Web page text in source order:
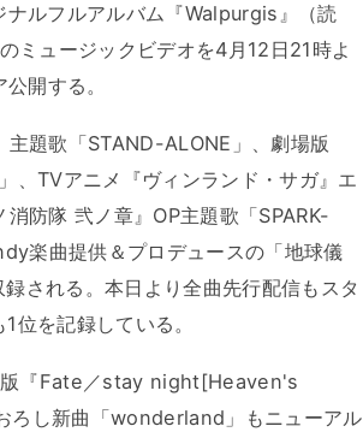
ルフルアルバム『Walpurgis』（読
ミュージックビデオを4月12日21時よ
開する。
題歌「STAND-ALONE」、劇場版
TVアニメ『ヴィンランド・サガ』エ
防隊 弐ノ章』OP主題歌「SPARK-
楽曲提供＆プロデュースの「地球儀
される。本日より全曲先行配信もスタ
位を記録している。
版『Fate／stay night[Heaven's
ろし新曲「wonderland」もニューアル